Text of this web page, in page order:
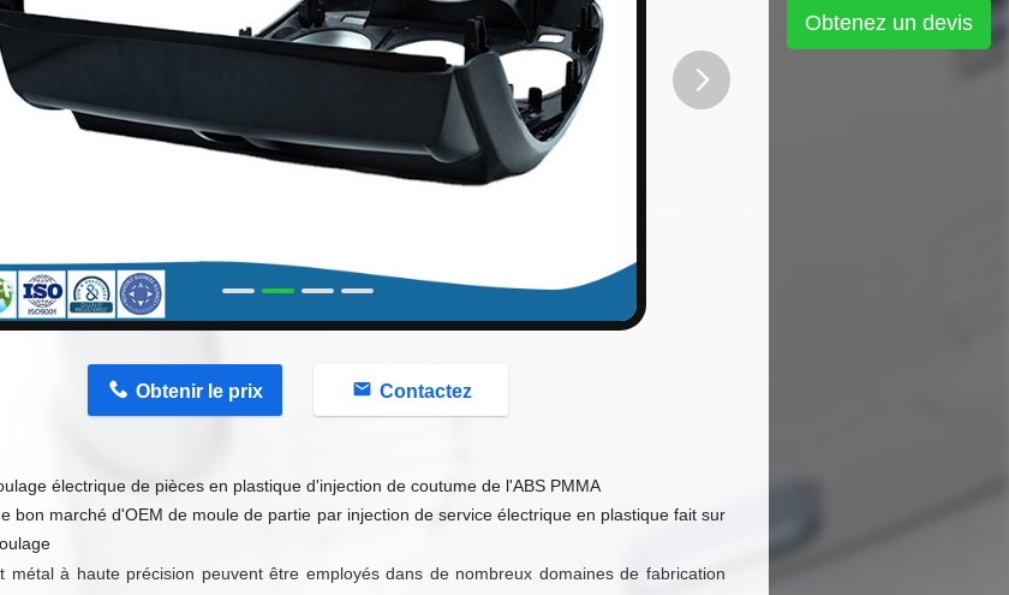
Obtenir le prix Contactez
électrique de pièces en plastique d'injection de coutume de l'ABS PMMA
bon marché d'OEM de moule de partie par injection de service électrique en plastique fait sur
métal à haute précision peuvent être employés dans de nombreux domaines de fabrication
Obtenez un devis